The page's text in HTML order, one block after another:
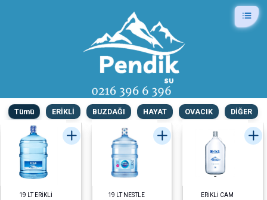
Tümü ERİKLİ BUZDAĞI HAYAT OVACIK DİĞER
19 LT ERİKLİ 19 LT NESTLE
ERİKLİ CAM